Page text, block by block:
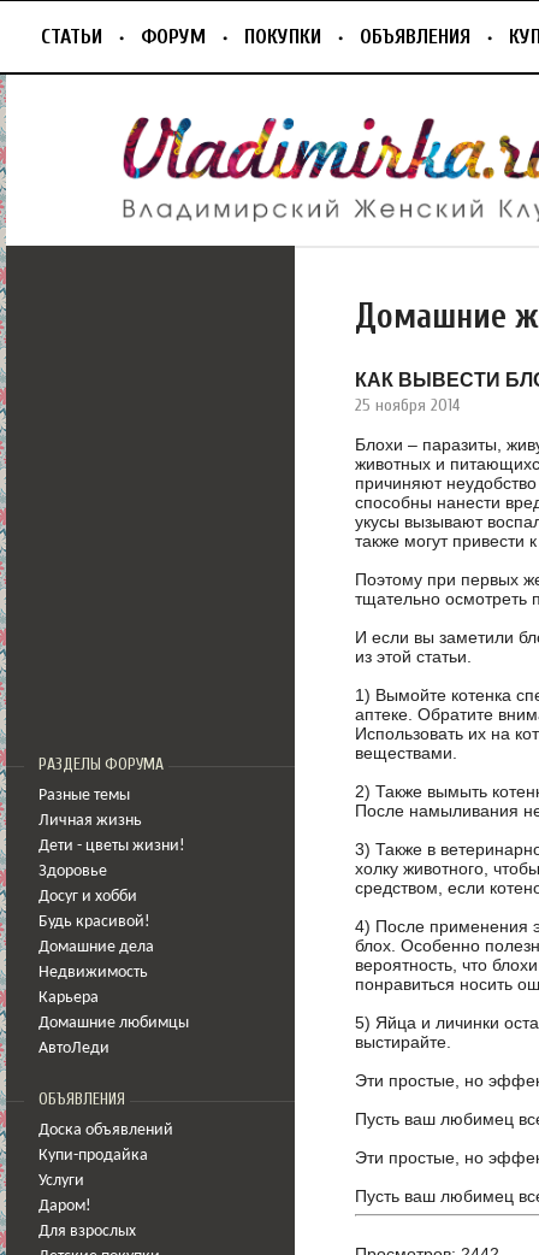
СТАТЬИ ФОРУМ ПОКУПКИ ОБЪЯВЛЕНИЯ
РАЗДЕЛЫ ФОРУМА
Разные темы
Личная жизнь
Дети - цветы жизни!
Здоровье
Досуг и хобби
Будь красивой!
Домашние дела
Недвижимость
Карьера
Домашние любимцы
АвтоЛеди
ОБЪЯВЛЕНИЯ
Доска объявлений
Купи-продайка
Услуги
Даром!
Для взрослых
Домашние
КАК ВЫВЕСТИ
25 ноября 2014
Блохи – паразиты,
животных и
причиняют
способны нанести
укусы вызывают
также могут привести
Поэтому при первых
тщательно осмотреть
И если вы заметили
из этой статьи.
1) Вымойте котенка
аптеке. Обратите
Использовать их на
веществами.
2) Также вымыть
После намыливания
3) Также в
холку животного,
средством, если
4) После применения
блох. Особенно
вероятность, что
понравиться носить
5) Яйца и личинки
выстирайте.
Эти простые, но
Пусть ваш любимец
Эти простые, но
Пусть ваш любимец